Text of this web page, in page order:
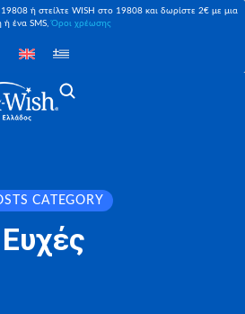
ή στείλτε WISH στο 19808 και δωρίστε 2€ με μια
ή ένα SMS,Όροι χρέωσης
CATEGORY
Ευχές